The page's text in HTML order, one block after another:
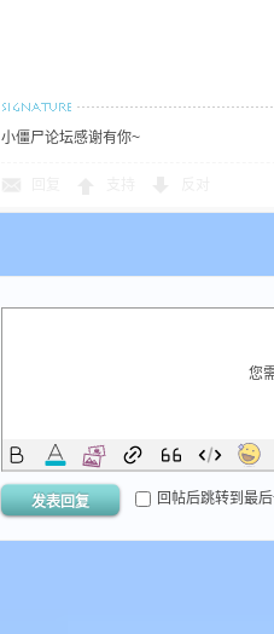
小僵尸论坛感谢有你~
您
发表回复 回帖后跳转到最